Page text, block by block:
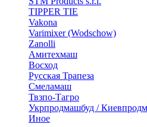
TIPPER TIE
Vakona
Varimixer (Wodschow)
Zanolli
Амитехмаш
Восход
Русская Трапеза
Смеламаш
Твзпо-Тагро
Укрпродмашбуд /
Иное